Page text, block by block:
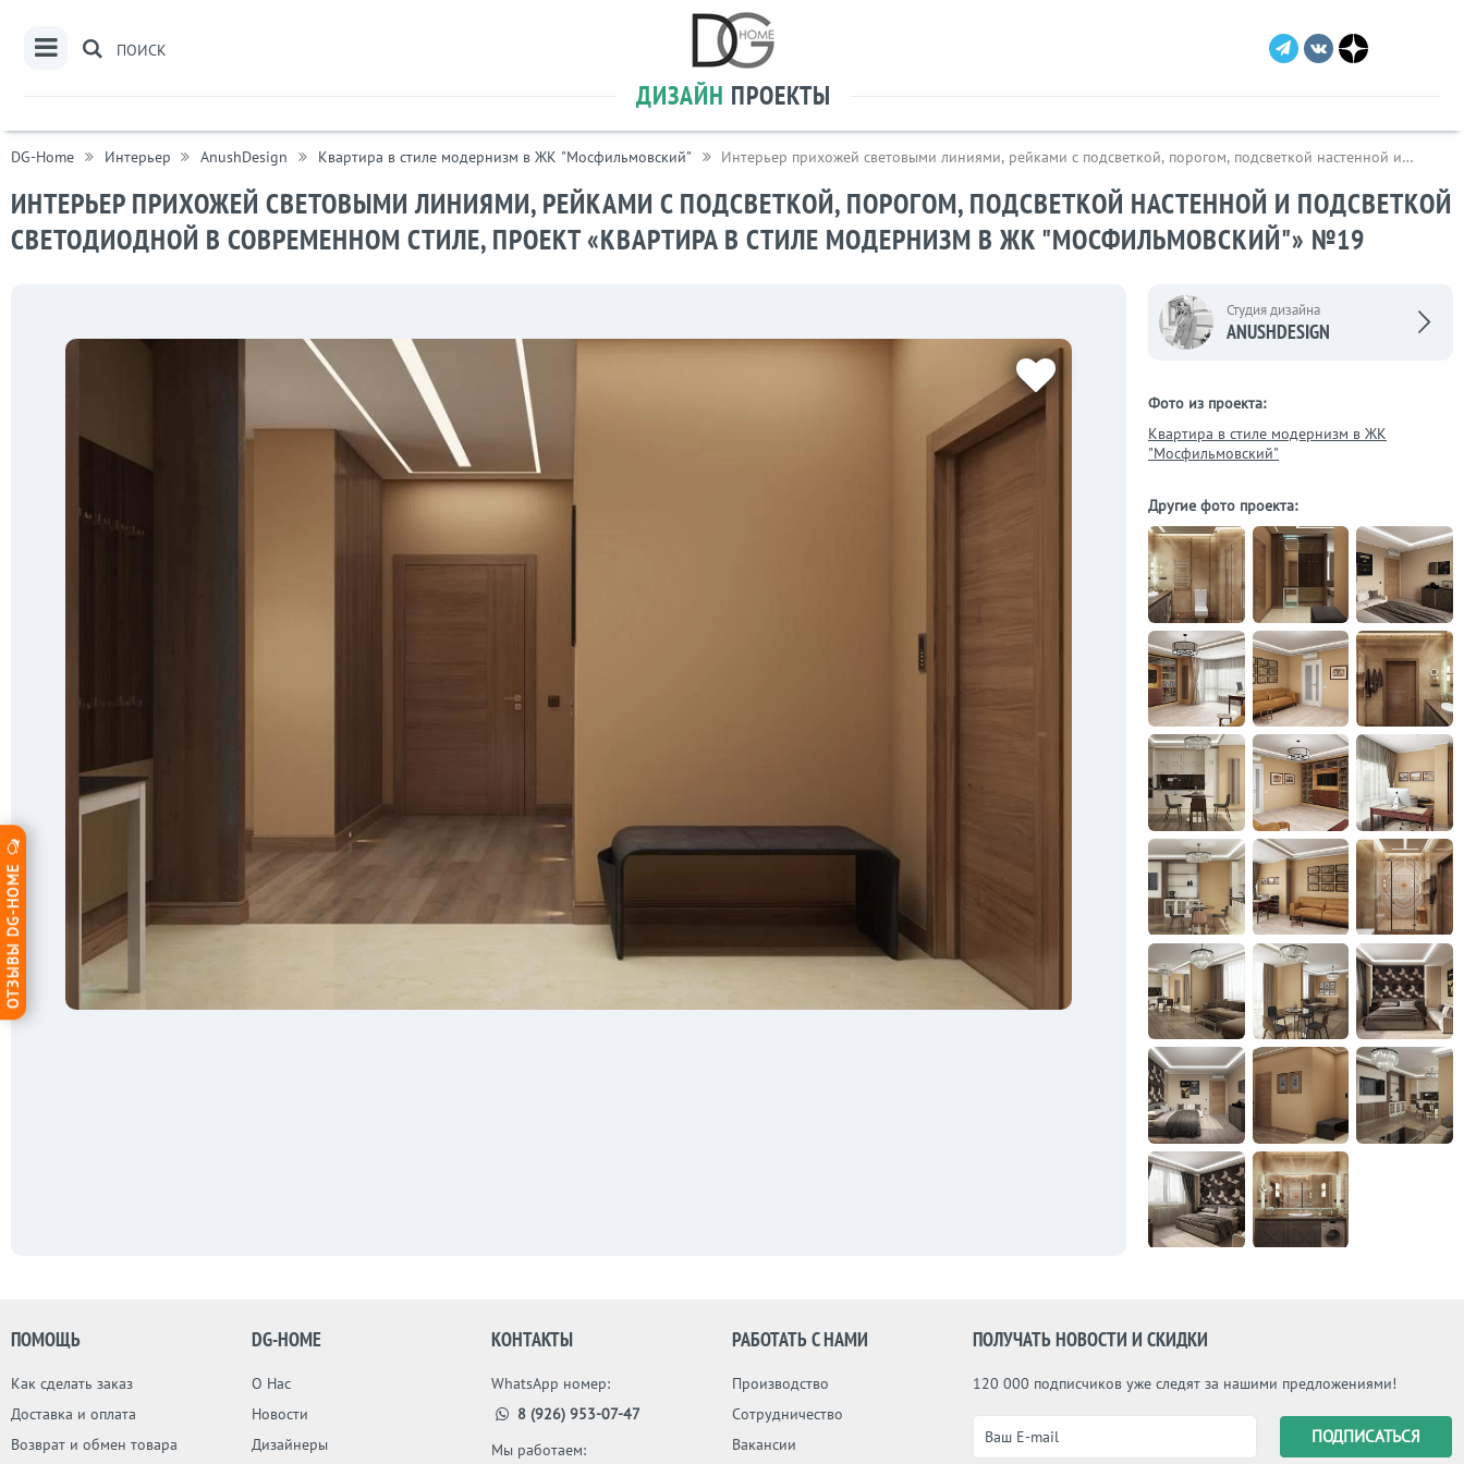
ОТЗЫВЫ DG-HOME
ПОИСК
ДИЗАЙН ПРОЕКТЫ
DG-Home Интерьер AnushDesign Квартира в стиле модернизм в ЖК "Мосфильмовский"
Интерьер прихожей cветовыми линиями, рейками с подсветкой, порогом, подсветкой настенной и
ИНТЕРЬЕР ПРИХОЖЕЙ CВЕТОВЫМИ ЛИНИЯМИ, РЕЙКАМИ С ПОДСВЕТКОЙ, ПОРОГОМ, ПОДСВЕТКОЙ НАСТЕННОЙ И ПОДСВЕТКОЙ
СВЕТОДИОДНОЙ В СОВРЕМЕННОМ СТИЛЕ, ПРОЕКТ «КВАРТИРА В СТИЛЕ МОДЕРНИЗМ В ЖК "МОСФИЛЬМОВСКИЙ"» №19
Студия дизайна
ANUSHDESIGN
Фото из проекта:
Квартира в стиле модернизм в ЖК
"Мосфильмовский"
Другие фото проекта:
ПОЛУЧАТЬ НОВОСТИ И СКИДКИ
120 000 подписчиков уже следят за нашими предложениями!
ПОМОЩЬ
Как сделать заказ
Доставка и оплата
Возврат и обмен товара
DG-HOME
О Нас
Новости
Дизайнеры
КОНТАКТЫ
WhatsApp номер:
8 (926) 953-07-47
Мы работаем:
РАБОТАТЬ С НАМИ
Производство
Сотрудничество
Вакансии